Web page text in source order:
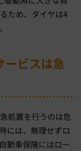
ため、タイヤは4
ービスは急
処置を行うのは危
には、無理せずロ
動車保険にはロー